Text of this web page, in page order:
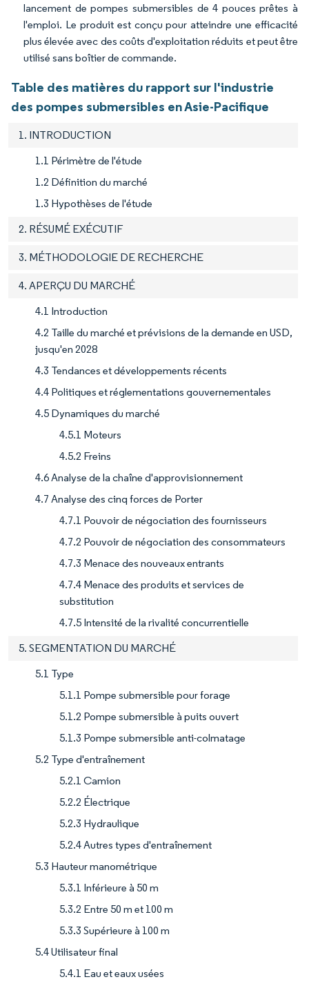
lancement de pompes submersibles de 4 pouces prêtes à
l'emploi. Le produit est conçu pour atteindre une efficacité
plus élevée avec des coûts d'exploitation réduits et peut être
utilisé sans boîtier de commande.
Table des matières du rapport sur l'industrie
des pompes submersibles en Asie-Pacifique
1. INTRODUCTION
1.1 Périmètre de l'étude
1.2 Définition du marché
1.3 Hypothèses de l'étude
2. RÉSUMÉ EXÉCUTIF
3. MÉTHODOLOGIE DE RECHERCHE
4. APERÇU DU MARCHÉ
4.1 Introduction
4.2 Taille du marché et prévisions de la demande en USD,
jusqu'en 2028
4.3 Tendances et développements récents
4.4 Politiques et réglementations gouvernementales
4.5 Dynamiques du marché
4.5.1 Moteurs
4.5.2 Freins
4.6 Analyse de la chaîne d'approvisionnement
4.7 Analyse des cinq forces de Porter
4.7.1 Pouvoir de négociation des fournisseurs
4.7.2 Pouvoir de négociation des consommateurs
4.7.3 Menace des nouveaux entrants
4.7.4 Menace des produits et services de
substitution
4.7.5 Intensité de la rivalité concurrentielle
5. SEGMENTATION DU MARCHÉ
5.1 Type
5.1.1 Pompe submersible pour forage
5.1.2 Pompe submersible à puits ouvert
5.1.3 Pompe submersible anti-colmatage
5.2 Type d'entraînement
5.2.1 Camion
5.2.2 Électrique
5.2.3 Hydraulique
5.2.4 Autres types d'entraînement
5.3 Hauteur manométrique
5.3.1 Inférieure à 50 m
5.3.2 Entre 50 m et 100 m
5.3.3 Supérieure à 100 m
5.4 Utilisateur final
5.4.1 Eau et eaux usées